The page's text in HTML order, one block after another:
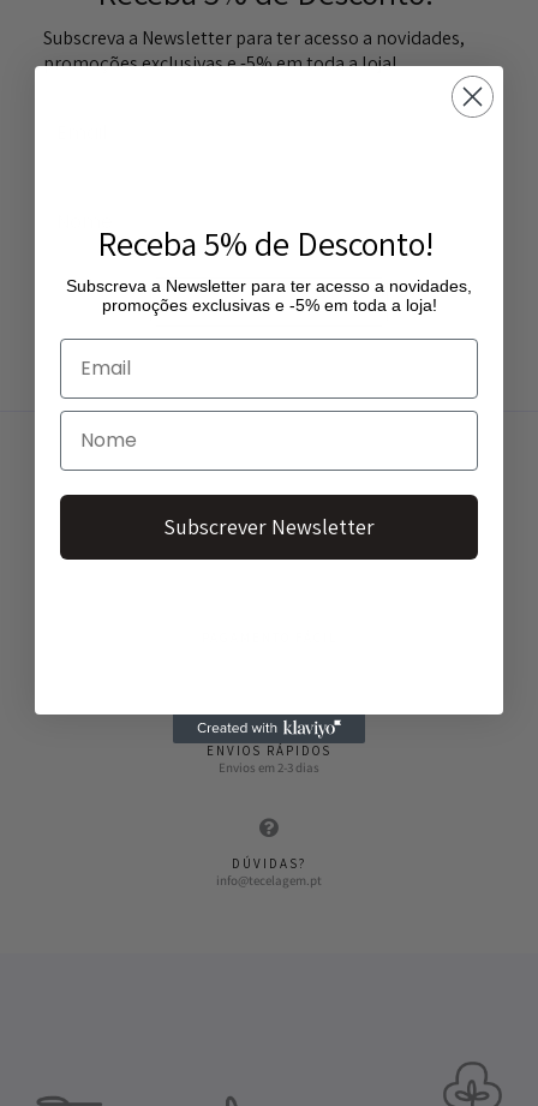
Subscreva a Newsletter para ter acesso a novidades,
promoções exclusivas e -5% em toda a loja!
Subscrever Newsletter
ENTREGA GRATUITA
ENVIOS RÁPIDOS
Envios em 2-3 dias
DÚVIDAS?
info@tecelagem.pt
Receba 5% de Desconto!
Subscreva a Newsletter para ter acesso a novidades,
promoções exclusivas e -5% em toda a loja!
Subscrever Newsletter